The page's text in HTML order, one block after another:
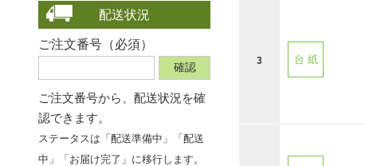
配送状況
ご注文番号（必須）
ご注文番号から、 配送状況を確
認できます。
ステータスは「配送準備中」「配送
中」「お届け完了」に移行します。
3 台 紙